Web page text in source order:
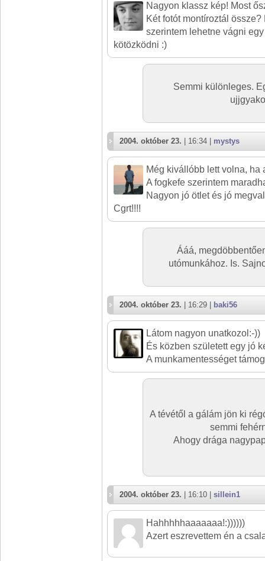
Nagyon klassz kép! Most
Két fotót montíroztál
szerintem lehetne vágni
kötözködni :)
Semmi különleges.
2004. október 23. | 16:34 | mystys
Még kivállóbb lett volna, ha
A fogkefe szerintem
Nagyon jó ötlet és jó
Cgrt!!!!
Ááá,
utómunkához. Is.
2004. október 23. | 16:29 | baki56
Látom nagyon unatkozol:-))
És közben született egy jó
A munkamentességet
A tévétől a gálám jön ki
semmi
Ahogy drága
2004. október 23. | 16:10 | sillein1
Hahhhhhaaaaaaa!:))))))
Azert eszrevettem én a